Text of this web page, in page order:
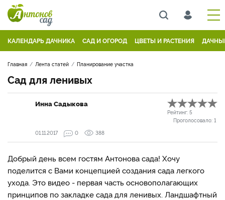
КАЛЕНДАРЬ ДАЧНИКА САД И ОГОРОД ЦВЕТЫ И РАСТЕНИЯ
Главная Лента статей Планирование участка
Сад для ленивых
Инна Садыкова
Рейтинг: 5
Проголосовало: 1
01.11.2017
0 388
Добрый день всем гостям Антонова сада! Хочу
поделится с Вами концепцией создания сада легкого
ухода. Это видео - первая часть основополагающих
принципов по закладке сада для ленивых. Ландшафтный